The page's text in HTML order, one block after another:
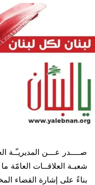
صــــدر عـــن المديريـّـة
شعبـة العلاقــات العامّة ما
بناءً على إشارة القضاء